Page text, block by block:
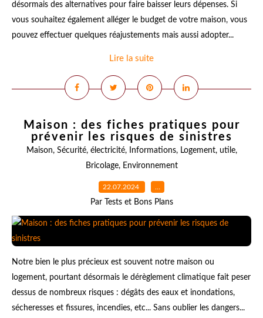
désormais des alternatives pour faire baisser leurs dépenses. Si
vous souhaitez également alléger le budget de votre maison, vous
pouvez effectuer quelques réajustements mais aussi adopter...
Lire la suite
Maison : des fiches pratiques pour
prévenir les risques de sinistres
Maison, Sécurité, électricité, Informations, Logement, utile,
Bricolage, Environnement
22.07.2024 …
Par Tests et Bons Plans
Notre bien le plus précieux est souvent notre maison ou
logement, pourtant désormais le dérèglement climatique fait peser
dessus de nombreux risques : dégâts des eaux et inondations,
sécheresses et fissures, incendies, etc... Sans oublier les dangers...